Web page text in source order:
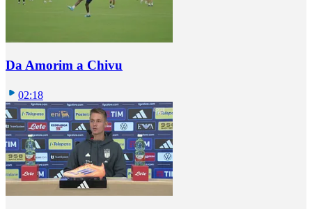
Da Amorim a Chivu
02:18